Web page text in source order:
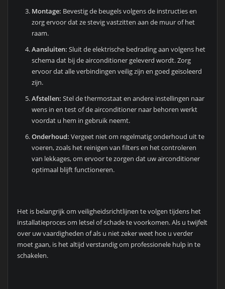
Montage: Bevestig de beugels volgens de instructies en
zorg ervoor dat ze stevig vastzitten aan de muur of het
raam.
Aansluiten: Sluit de elektrische bedrading aan volgens het
schema dat bij de airconditioner geleverd wordt. Zorg
ervoor dat alle verbindingen veilig zijn en goed geïsoleerd
zijn.
Afstellen: Stel de thermostaat en andere instellingen naar
wens in en test of de airconditioner naar behoren werkt
voordat u hem in gebruik neemt.
Onderhoud: Vergeet niet om regelmatig onderhoud uit te
voeren, zoals het reinigen van filters en het controleren
van lekkages, om ervoor te zorgen dat uw airconditioner
optimaal blijft functioneren.
Het is belangrijk om veiligheidsrichtlijnen te volgen tijdens het
installatieproces om letsel of schade te voorkomen. Als u twijfelt
over uw vaardigheden of als u niet zeker weet hoe u verder
moet gaan, is het altijd verstandig om professionele hulp in te
schakelen.